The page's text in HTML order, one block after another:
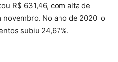
R$ 631,46, com alta de
novembro. No ano de 2020, o
subiu 24,67%.